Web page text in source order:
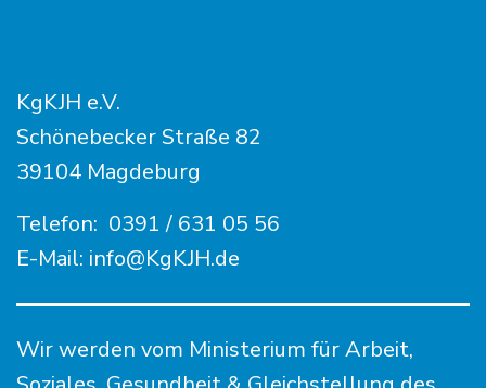
KgKJH e.V.
Schönebecker Straße 82
39104 Magdeburg
Telefon: 0391 / 631 05 56
E-Mail: info@KgKJH.de
Wir werden vom Ministerium für Arbeit,